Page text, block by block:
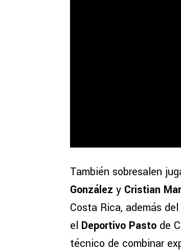
También sobresalen
González y Cristian
Costa Rica, además
el Deportivo Pasto de
técnico de combinar